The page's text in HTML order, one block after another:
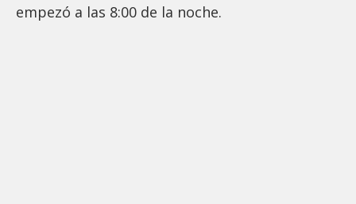
empezó a las 8:00 de la noche.